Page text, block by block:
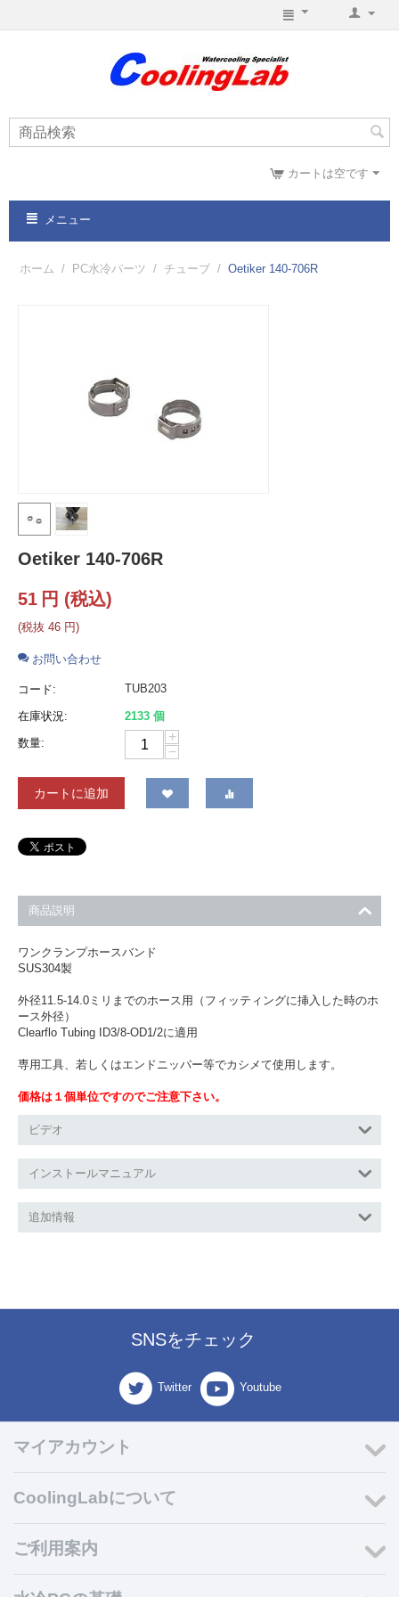
カートは空です
メニュー
ホーム / PC水冷パーツ / チューブ / Oetiker 140-706R
Oetiker 140-706R
51 円 (税込)
(税抜 46 円)
お問い合わせ
コード: TUB203
在庫状況:
2133 個
数量:
+
−
カートに追加
商品説明
ワンクランプホースバンド
SUS304製
外径11.5-14.0ミリまでのホース用（フィッティングに挿入した時のホ
ース外径）
Clearflo Tubing ID3/8-OD1/2に適用
専用工具、若しくはエンドニッパー等でカシメて使用します。
価格は１個単位ですのでご注意下さい。
ビデオ
インストールマニュアル
追加情報
SNSをチェック
Twitter Youtube
マイアカウント
CoolingLabについて
ご利用案内